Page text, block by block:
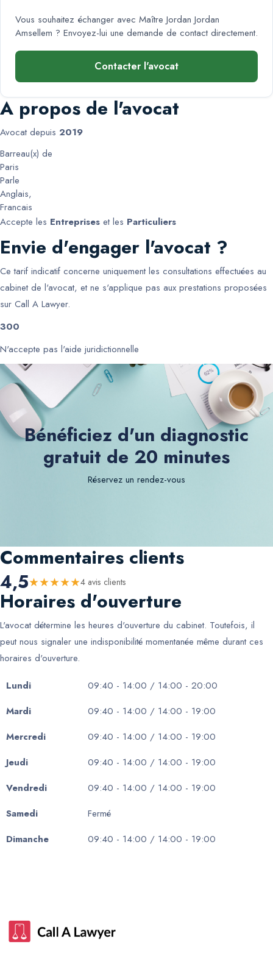
Vous souhaitez échanger avec Maître Jordan Jordan
Amsellem ? Envoyez-lui une demande de contact directement.
Contacter l'avocat
A propos de l'avocat
Avocat depuis 2019
Barreau(x) de
Paris
Parle
Anglais,
Francais
Accepte les Entreprises et les Particuliers
Envie d'engager l'avocat ?
Ce tarif indicatif concerne uniquement les consultations effectuées au
cabinet de l'avocat, et ne s'applique pas aux prestations proposées
sur Call A Lawyer.
300
N'accepte pas l'aide juridictionnelle
Bénéficiez d'un diagnostic
gratuit de 20 minutes
Réservez un rendez-vous
Commentaires clients
4,5★★★★★4 avis clients
Horaires d'ouverture
L'avocat détermine les heures d'ouverture du cabinet. Toutefois, il
peut nous signaler une indisponibilité momentanée même durant ces
horaires d'ouverture.
Lundi
09:40 - 14:00 / 14:00 - 20:00
Mardi
09:40 - 14:00 / 14:00 - 19:00
Mercredi
09:40 - 14:00 / 14:00 - 19:00
Jeudi
09:40 - 14:00 / 14:00 - 19:00
Vendredi
09:40 - 14:00 / 14:00 - 19:00
Samedi
Fermé
Dimanche
09:40 - 14:00 / 14:00 - 19:00